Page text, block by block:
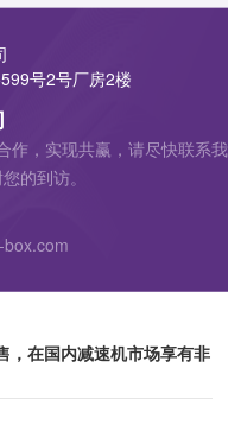
号2号厂房2楼
作，实现共赢，请尽快联系我
的到访。
，在国内减速机市场享有非